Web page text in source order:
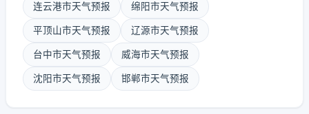
连云港市天气预报 绵阳市天气预报
平顶山市天气预报 辽源市天气预报
台中市天气预报 威海市天气预报
沈阳市天气预报 邯郸市天气预报